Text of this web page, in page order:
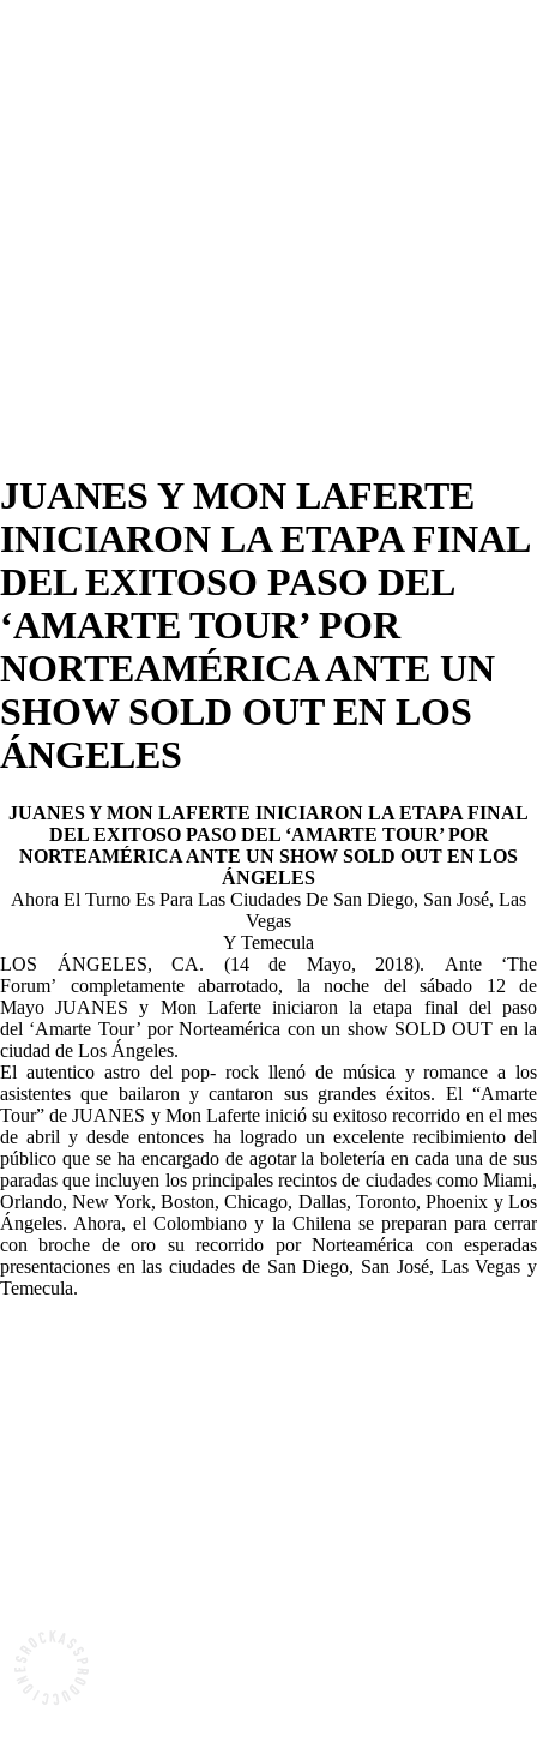
JUANES Y MON LAFERTE
INICIARON LA ETAPA FINAL
DEL EXITOSO PASO DEL
‘AMARTE TOUR’ POR
NORTEAMÉRICA ANTE UN
SHOW SOLD OUT EN LOS
ÁNGELES
JUANES Y MON LAFERTE INICIARON LA ETAPA FINAL
DEL EXITOSO PASO DEL ‘AMARTE TOUR’ POR
NORTEAMÉRICA ANTE UN SHOW SOLD OUT EN LOS
ÁNGELES
Ahora El Turno Es Para Las Ciudades De San Diego, San José, Las
Vegas
Y Temecula
LOS ÁNGELES, CA. (14 de Mayo, 2018). Ante ‘The
Forum’ completamente abarrotado, la noche del sábado 12 de
Mayo JUANES y Mon Laferte iniciaron la etapa final del paso
del ‘Amarte Tour’ por Norteamérica con un show SOLD OUT en la
ciudad de Los Ángeles.
El autentico astro del pop- rock llenó de música y romance a los
asistentes que bailaron y cantaron sus grandes éxitos. El “Amarte
Tour” de JUANES y Mon Laferte inició su exitoso recorrido en el mes
de abril y desde entonces ha logrado un excelente recibimiento del
público que se ha encargado de agotar la boletería en cada una de sus
paradas que incluyen los principales recintos de ciudades como Miami,
Orlando, New York, Boston, Chicago, Dallas, Toronto, Phoenix y Los
Ángeles. Ahora, el Colombiano y la Chilena se preparan para cerrar
con broche de oro su recorrido por Norteamérica con esperadas
presentaciones en las ciudades de San Diego, San José, Las Vegas y
Temecula.